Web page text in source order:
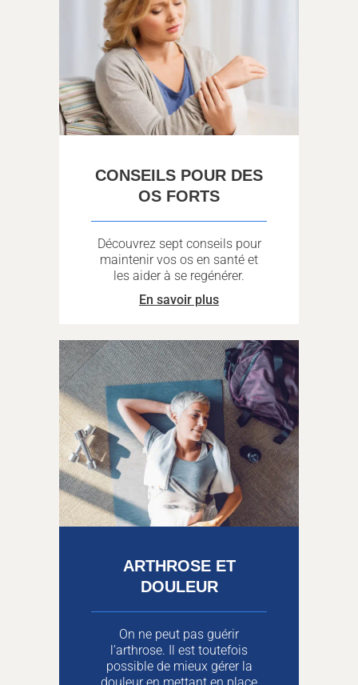
CONSEILS POUR DES
OS FORTS
Découvrez sept conseils pour
maintenir vos os en santé et
les aider à se regénérer.
En savoir plus
ARTHROSE ET
DOULEUR
On ne peut pas guérir
l’arthrose. Il est toutefois
possible de mieux gérer la